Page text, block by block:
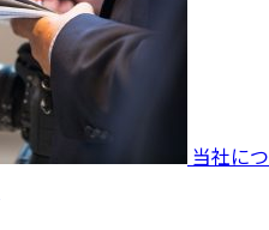
当社につ